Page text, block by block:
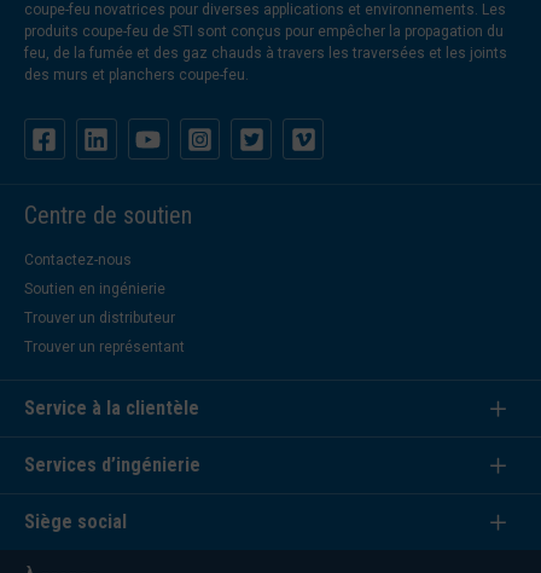
coupe-feu novatrices pour diverses applications et environnements. Les
produits coupe-feu de STI sont conçus pour empêcher la propagation du
feu, de la fumée et des gaz chauds à travers les traversées et les joints
des murs et planchers coupe-feu.
Centre de soutien
Contactez-nous
Soutien en ingénierie
Trouver un distributeur
Trouver un représentant
Service à la clientèle
Services d’ingénierie
Siège social